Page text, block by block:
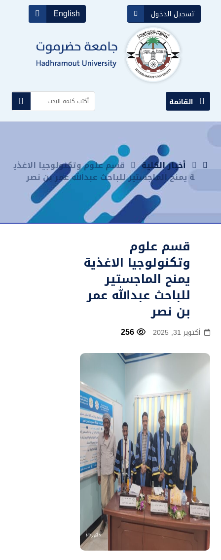
English تسجيل الدخول
القائمة
أخبار الكلية قسم علوم وتكنولوجيا الاغذي
ة يمنح الماجستير للباحث عبدالله عمر بن نصر
قسم علوم
وتكنولوجيا الاغذية
يمنح الماجستير
للباحث عبدالله عمر
بن نصر
أكتوبر 31, 2025 256